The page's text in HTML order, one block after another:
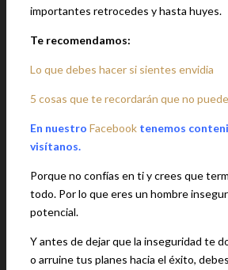
importantes retrocedes y hasta huyes.
Te recomendamos:
Lo que debes hacer si sientes envidia
5 cosas que te recordarán que no
En nuestro Facebook tenemos
visítanos.
Porque no confías en ti y crees que
todo. Por lo que eres un hombre
potencial.
Y antes de dejar que la inseguridad te
o arruine tus planes hacia el éxito,